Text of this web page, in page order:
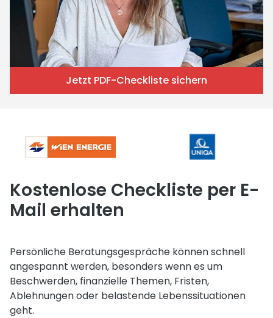
Jetzt PDF-Checkliste sichern
Kostenlose Checkliste per E-
Mail erhalten
Persönliche Beratungsgespräche können schnell
angespannt werden, besonders wenn es um
Beschwerden, finanzielle Themen, Fristen,
Ablehnungen oder belastende Lebenssituationen
geht.